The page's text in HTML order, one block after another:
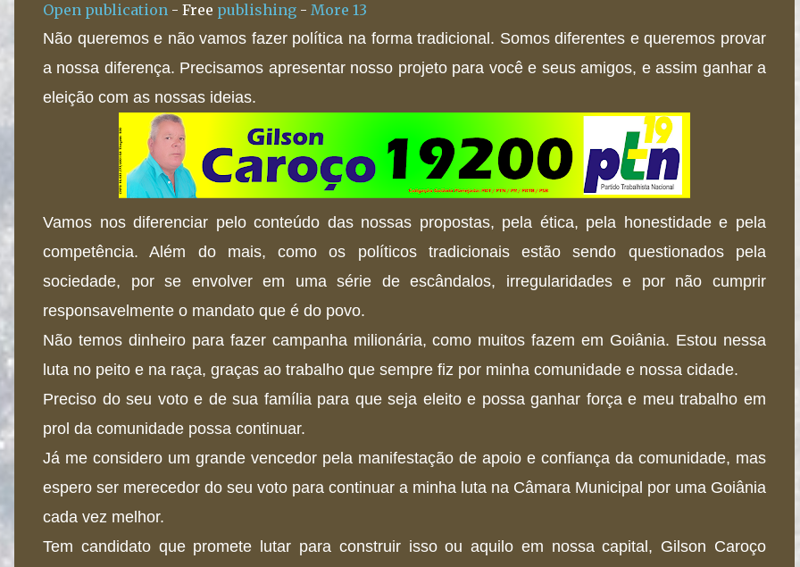
Open publication - Free publishing - More 13
Não queremos e não vamos fazer política na forma tradicional. Somos diferentes e queremos provar
a nossa diferença. Precisamos apresentar nosso projeto para você e seus amigos, e assim ganhar a
eleição com as nossas ideias.
Vamos nos diferenciar pelo conteúdo das nossas propostas, pela ética, pela honestidade e pela
competência. Além do mais, como os políticos tradicionais estão sendo questionados pela
sociedade, por se envolver em uma série de escândalos, irregularidades e por não cumprir
responsavelmente o mandato que é do povo.
Não temos dinheiro para fazer campanha milionária, como muitos fazem em Goiânia. Estou nessa
luta no peito e na raça, graças ao trabalho que sempre fiz por minha comunidade e nossa cidade.
Preciso do seu voto e de sua família para que seja eleito e possa ganhar força e meu trabalho em
prol da comunidade possa continuar.
Já me considero um grande vencedor pela manifestação de apoio e confiança da comunidade, mas
espero ser merecedor do seu voto para continuar a minha luta na Câmara Municipal por uma Goiânia
cada vez melhor.
Tem candidato que promete lutar para construir isso ou aquilo em nossa capital, Gilson Caroço